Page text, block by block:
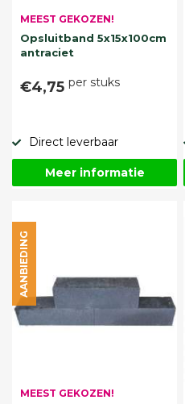
MEEST GEKOZEN!
Opsluitband 5x15x100cm
antraciet
€4,75 per stuks
Direct leverbaar
Meer informatie
MEEST GEKOZEN!
AANBIEDING